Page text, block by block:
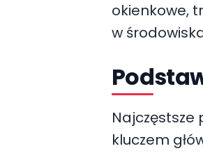
okienkowe,
w
Najczęstsze
kluczem